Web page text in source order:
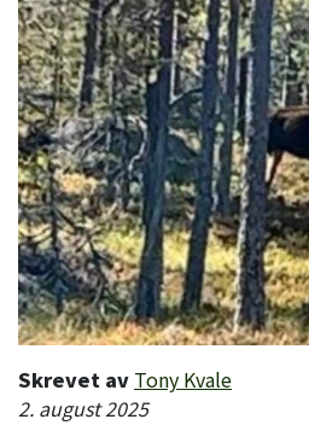
Skrevet av Tony Kvale
2. august 2025